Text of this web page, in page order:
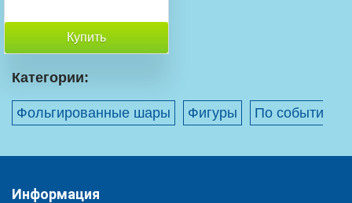
Купить
Категории:
Фольгированные шары Фигуры По событиям
Информация